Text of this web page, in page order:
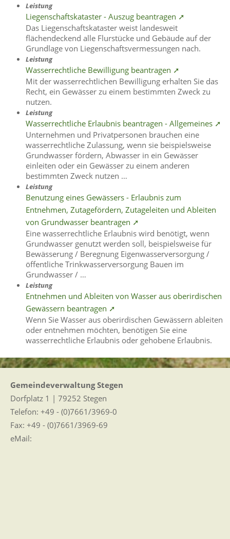
Leistung
Liegenschaftskataster - Auszug beantragen ➚
Das Liegenschaftskataster weist landesweit
flächendeckend alle Flurstücke und Gebäude auf der
Grundlage von Liegenschaftsvermessungen nach.
Leistung
Wasserrechtliche Bewilligung beantragen ➚
Mit der wasserrechtlichen Bewilligung erhalten Sie das
Recht, ein Gewässer zu einem bestimmten Zweck zu
nutzen.
Leistung
Wasserrechtliche Erlaubnis beantragen - Allgemeines ➚
Unternehmen und Privatpersonen brauchen eine
wasserrechtliche Zulassung, wenn sie beispielsweise
Grundwasser fördern, Abwasser in ein Gewässer
einleiten oder ein Gewässer zu einem anderen
bestimmten Zweck nutzen …
Leistung
Benutzung eines Gewässers - Erlaubnis zum
Entnehmen, Zutagefördern, Zutageleiten und Ableiten
von Grundwasser beantragen ➚
Eine wasserrechtliche Erlaubnis wird benötigt, wenn
Grundwasser genutzt werden soll, beispielsweise für
Bewässerung / Beregnung Eigenwasserversorgung /
öffentliche Trinkwasserversorgung Bauen im
Grundwasser / …
Leistung
Entnehmen und Ableiten von Wasser aus oberirdischen
Gewässern beantragen ➚
Wenn Sie Wasser aus oberirdischen Gewässern ableiten
oder entnehmen möchten, benötigen Sie eine
wasserrechtliche Erlaubnis oder gehobene Erlaubnis.
Gemeindeverwaltung Stegen
Dorfplatz 1 | 79252 Stegen
Telefon: +49 - (0)7661/3969-0
Fax: +49 - (0)7661/3969-69
eMail: